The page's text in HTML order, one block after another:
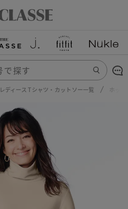
レディース Tシャツ・カットソー一覧 ホッ